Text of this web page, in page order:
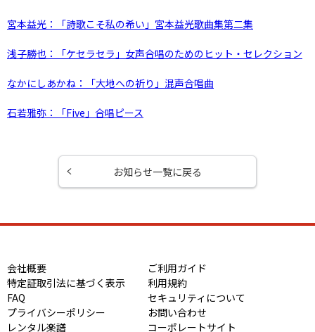
宮本益光：「詩歌こそ私の希い」宮本益光歌曲集第二集
浅子勝也：「ケセラセラ」女声合唱のためのヒット・セレクション
なかにしあかね：「大地への祈り」混声合唱曲
石若雅弥：「Five」合唱ピース
お知らせ一覧に戻る
会社概要
ご利用ガイド
特定証取引法に基づく表示
利用規約
FAQ
セキュリティについて
プライバシーポリシー
お問い合わせ
レンタル楽譜
コーポレートサイト